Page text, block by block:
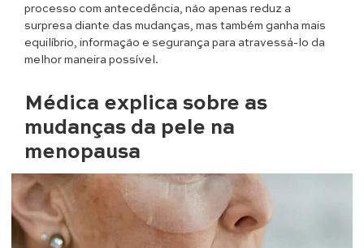
processo com antecedência, não apenas reduz a
surpresa diante das mudanças, mas também ganha mais
equilíbrio, informação e segurança para atravessá-lo da
melhor maneira possível.
Médica explica sobre as
mudanças da pele na
menopausa